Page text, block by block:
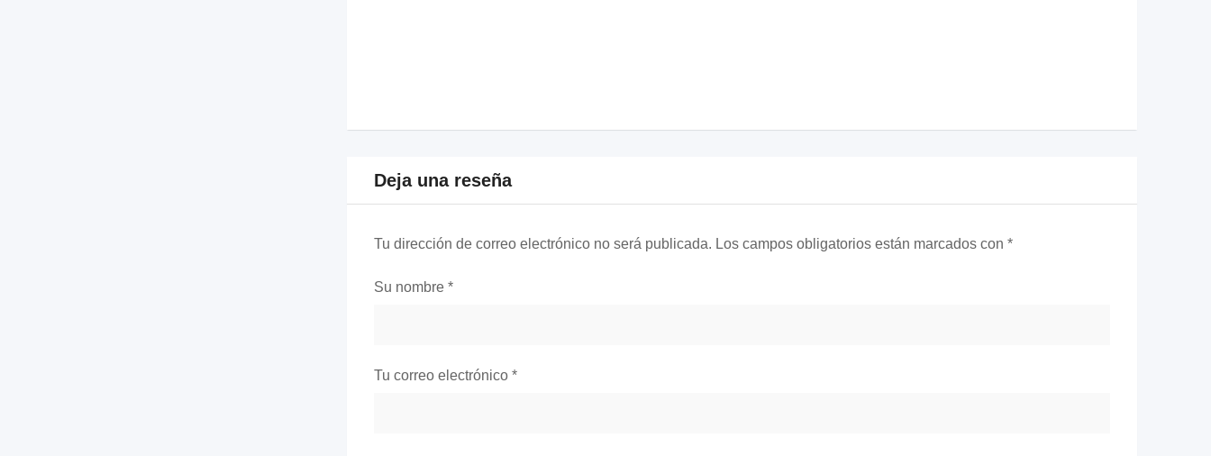
Deja una reseña
Tu dirección de correo electrónico no será publicada. Los campos obligatorios están marcados con *
Su nombre *
Tu correo electrónico *